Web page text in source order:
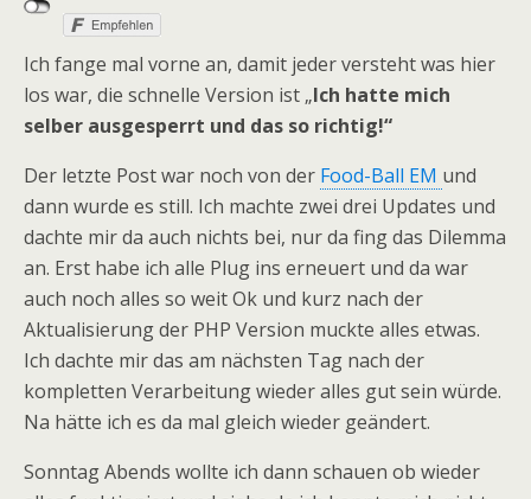
Ich fange mal vorne an, damit jeder versteht was hier
los war, die schnelle Version ist „Ich hatte mich
selber ausgesperrt und das so richtig!“
Der letzte Post war noch von der Food-Ball EM und
dann wurde es still. Ich machte zwei drei Updates und
dachte mir da auch nichts bei, nur da fing das Dilemma
an. Erst habe ich alle Plug ins erneuert und da war
auch noch alles so weit Ok und kurz nach der
Aktualisierung der PHP Version muckte alles etwas.
Ich dachte mir das am nächsten Tag nach der
kompletten Verarbeitung wieder alles gut sein würde.
Na hätte ich es da mal gleich wieder geändert.
Sonntag Abends wollte ich dann schauen ob wieder